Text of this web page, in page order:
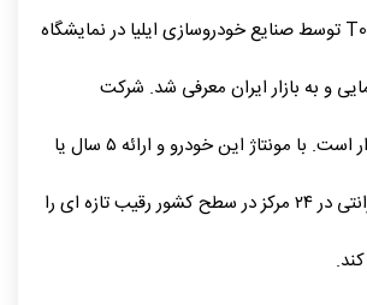
خودروی ۲۱۲ سری T01 توسط صنایع خودروسازی ایلیا در نمایشگاه
و به بازار ایران معرفی شد. شرکت
خودروسازی ایلیا قرار است. با مونتاژ این خودرو و ارائه ۵ سال یا
۱۵۰ هزار کیلومتر گارانتی در ۲۴ مرکز در سطح کشور رقیب تازه ای را